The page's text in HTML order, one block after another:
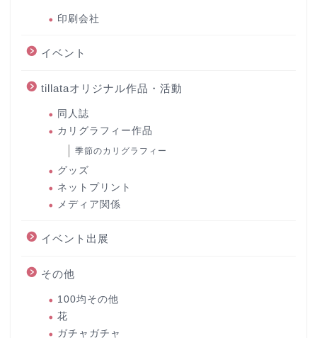
印刷会社
イベント
tillataオリジナル作品・活動
同人誌
カリグラフィー作品
季節のカリグラフィー
グッズ
ネットプリント
メディア関係
イベント出展
その他
100均その他
花
ガチャガチャ